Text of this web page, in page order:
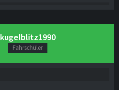
kugelblitz1990
Fahrschüler